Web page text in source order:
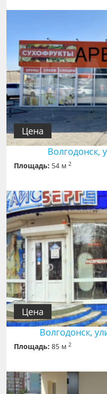
Цена
Волгодонск,
Площадь: 54 м2
Цена
Волгодонск,
Площадь: 85 м2